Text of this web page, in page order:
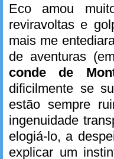
Eco amou
reviravoltas e
mais me
de aventuras
conde de
dificilmente se
estão sempre
ingenuidade
elogiá-lo, a
explicar um